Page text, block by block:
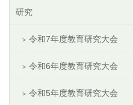
研究
令和7年度教育研究大会
令和6年度教育研究大会
令和5年度教育研究大会